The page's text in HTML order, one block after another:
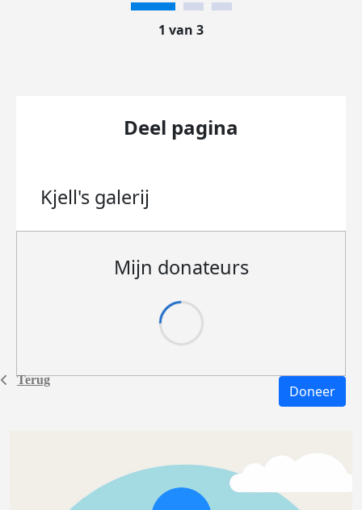
Terug
1 van 3
Deel pagina
Kjell's galerij
Mijn donateurs
Doneer